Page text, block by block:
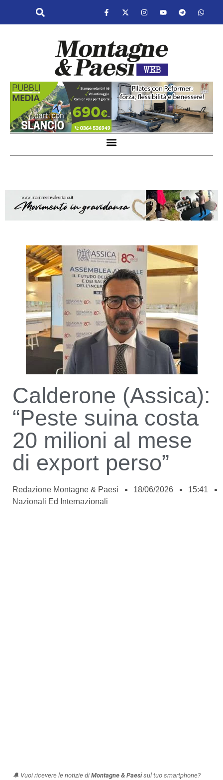
Calderone (Assica):
“Peste suina costa
20 milioni al mese
di export perso”
Redazione Montagne & Paesi 18/06/2026
15:41
Nazionali Ed Internazionali
🔔 Vuoi ricevere le notizie di Montagne & Paesisul tuo smartphone?